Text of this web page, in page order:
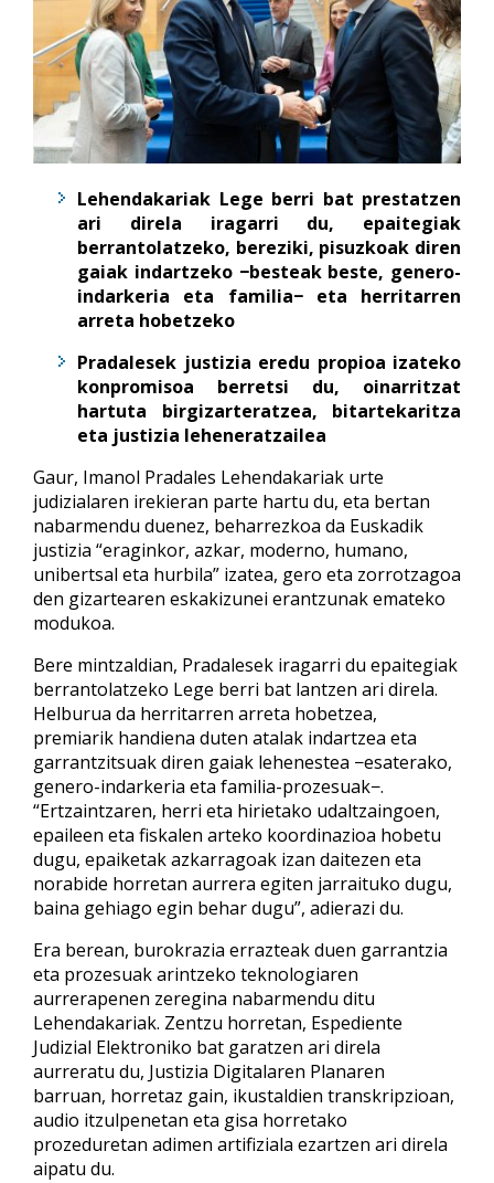
Lehendakariak Lege berri bat prestatzen
ari direla iragarri du, epaitegiak
berrantolatzeko, bereziki, pisuzkoak diren
gaiak indartzeko −besteak beste, genero-
indarkeria eta familia− eta herritarren
arreta hobetzeko
Pradalesek justizia eredu propioa izateko
konpromisoa berretsi du, oinarritzat
hartuta birgizarteratzea, bitartekaritza
eta justizia leheneratzailea
Gaur, Imanol Pradales Lehendakariak urte
judizialaren irekieran parte hartu du, eta bertan
nabarmendu duenez, beharrezkoa da Euskadik
justizia “eraginkor, azkar, moderno, humano,
unibertsal eta hurbila” izatea, gero eta zorrotzagoa
den gizartearen eskakizunei erantzunak emateko
modukoa.
Bere mintzaldian, Pradalesek iragarri du epaitegiak
berrantolatzeko Lege berri bat lantzen ari direla.
Helburua da herritarren arreta hobetzea,
premiarik handiena duten atalak indartzea eta
garrantzitsuak diren gaiak lehenestea −esaterako,
genero-indarkeria eta familia-prozesuak−.
“Ertzaintzaren, herri eta hirietako udaltzaingoen,
epaileen eta fiskalen arteko koordinazioa hobetu
dugu, epaiketak azkarragoak izan daitezen eta
norabide horretan aurrera egiten jarraituko dugu,
baina gehiago egin behar dugu”, adierazi du.
Era berean, burokrazia errazteak duen garrantzia
eta prozesuak arintzeko teknologiaren
aurrerapenen zeregina nabarmendu ditu
Lehendakariak. Zentzu horretan, Espediente
Judizial Elektroniko bat garatzen ari direla
aurreratu du, Justizia Digitalaren Planaren
barruan, horretaz gain, ikustaldien transkripzioan,
audio itzulpenetan eta gisa horretako
prozeduretan adimen artifiziala ezartzen ari direla
aipatu du.